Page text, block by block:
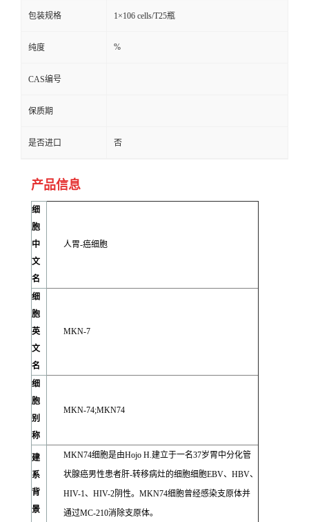
包装规格 1×106 cells/T25瓶
纯度 %
CAS编号
保质期
是否进口 否
产品信息
细
胞
中
文
名
人胃-癌细胞
细
胞
英
文
名
MKN-7
细
胞
别
称
MKN-74;MKN74
建
系
背
景
MKN74细胞是由Hojo H.建立于一名37岁胃中分化管
状腺癌男性患者肝-转移病灶的细胞细胞EBV、HBV、
HIV-1、HIV-2阴性。MKN74细胞曾经感染支原体并
通过MC-210消除支原体。